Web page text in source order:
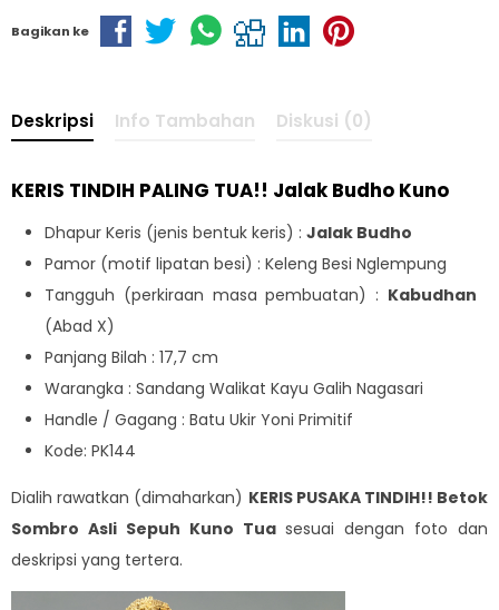
Bagikan ke
Deskripsi Info Tambahan Diskusi (0)
KERIS TINDIH PALING TUA!! Jalak Budho Kuno
Dhapur Keris (jenis bentuk keris) : Jalak Budho
Pamor (motif lipatan besi) : Keleng Besi Nglempung
Tangguh (perkiraan masa pembuatan) : Kabudhan
(Abad X)
Panjang Bilah : 17,7 cm
Warangka : Sandang Walikat Kayu Galih Nagasari
Handle / Gagang : Batu Ukir Yoni Primitif
Kode: PK144
Dialih rawatkan (dimaharkan) KERIS PUSAKA TINDIH!! Betok
Sombro Asli Sepuh Kuno Tuasesuai dengan foto dan
deskripsi yang tertera.